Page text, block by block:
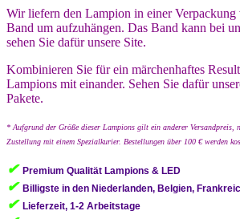
Wir liefern den Lampion in einer Verpackung
Band um aufzuhängen. Das Band kann bei
sehen Sie dafür unsere Site.
Kombinieren Sie für ein märchenhaftes
Lampions mit einander. Sehen Sie dafür
Pakete.
* Aufgrund der Größe dieser Lampions gilt ein anderer Versandpreis,
Zustellung mit einem Spezialkurier. Bestellungen über 100 € werden
✔ Premium Qualität Lampions & LED
✔ Billigste in den Niederlanden, Belgien,
✔ Lieferzeit, 1-2 Arbeitstage